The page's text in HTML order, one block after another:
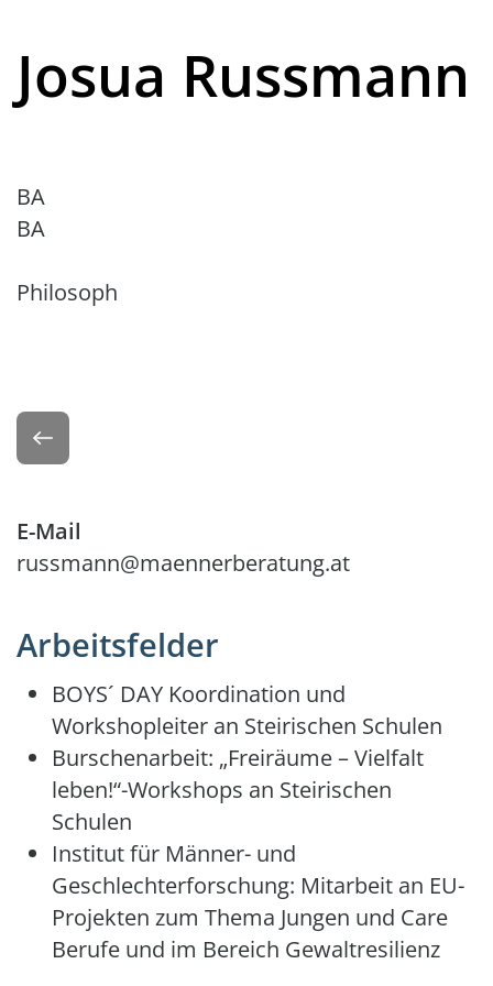
Josua Russmann
BA
BA
Philosoph
Zurück
E-Mail
russmann@maennerberatung.at
Arbeitsfelder
BOYS´ DAY Koordination und
Workshopleiter an Steirischen Schulen
Burschenarbeit: „Freiräume – Vielfalt
leben!“-Workshops an Steirischen
Schulen
Institut für Männer- und
Geschlechterforschung: Mitarbeit an EU-
Projekten zum Thema Jungen und Care
Berufe und im Bereich Gewaltresilienz